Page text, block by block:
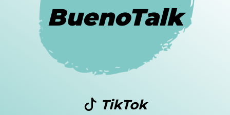
BuenoTalk
TikTok